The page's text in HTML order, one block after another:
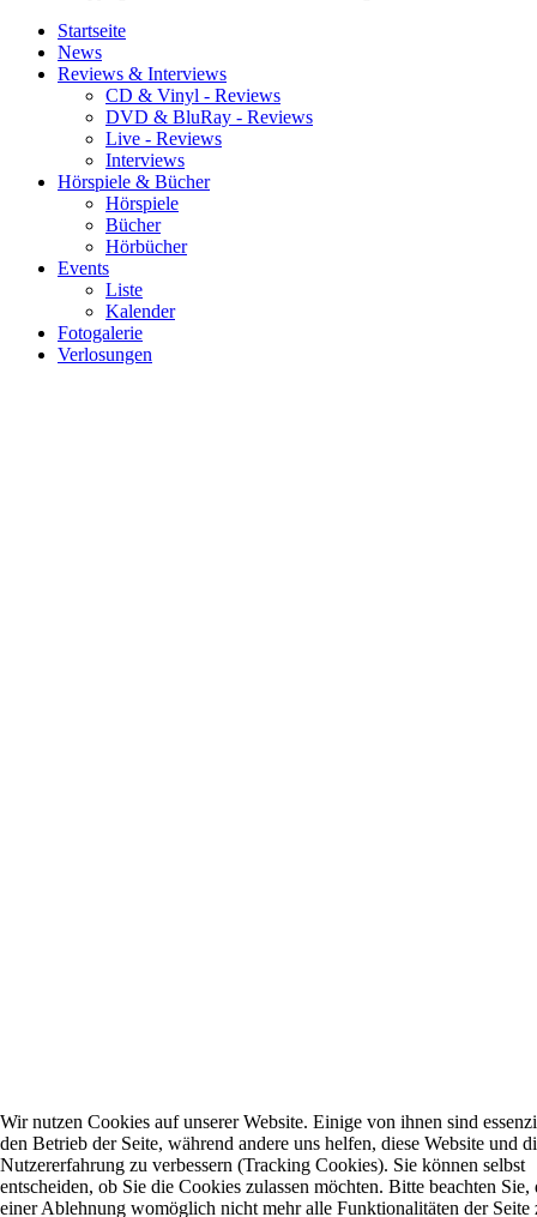
Startseite
News
Reviews & Interviews
CD & Vinyl - Reviews
DVD & BluRay - Reviews
Live - Reviews
Interviews
Hörspiele & Bücher
Hörspiele
Bücher
Hörbücher
Events
Liste
Kalender
Fotogalerie
Verlosungen
Wir nutzen Cookies auf unserer Website. Einige von ihnen sind
den Betrieb der Seite, während andere uns helfen, diese Website und
Nutzererfahrung zu verbessern (Tracking Cookies). Sie können selbst
entscheiden, ob Sie die Cookies zulassen möchten. Bitte beachten Sie,
einer Ablehnung womöglich nicht mehr alle Funktionalitäten der Seite